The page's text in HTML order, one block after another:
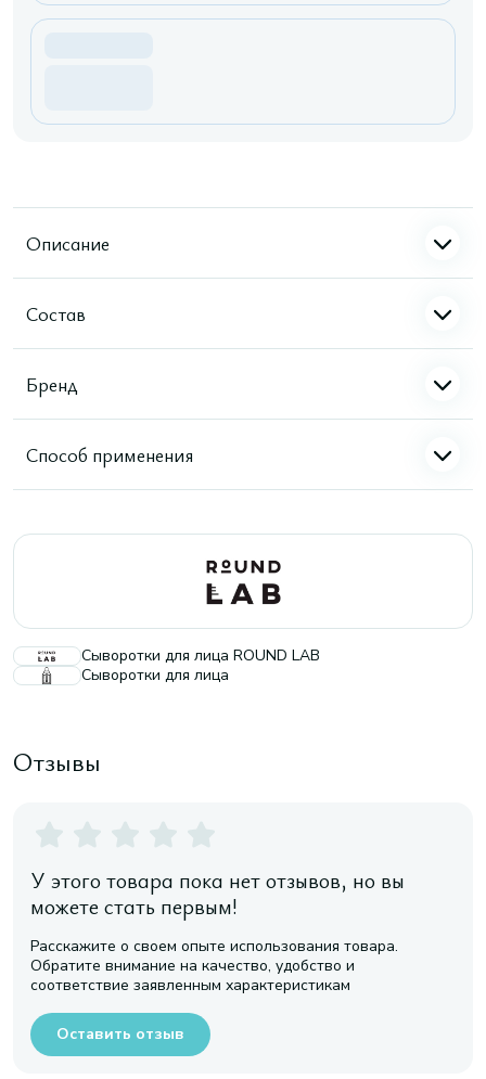
Описание
Состав
Бренд
Способ применения
Сыворотки для лица ROUND LAB
Сыворотки для лица
Отзывы
У этого товара пока нет отзывов, но вы
можете стать первым!
Расскажите о своем опыте использования товара.
Обратите внимание на качество, удобство и
соответствие заявленным характеристикам
Оставить отзыв